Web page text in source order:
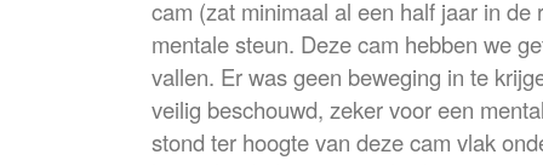
cam (zat minimaal al een half jaar in de
mentale steun. Deze cam hebben we
vallen. Er was geen beweging in te
veilig beschouwd, zeker voor een
stond ter hoogte van deze cam vlak